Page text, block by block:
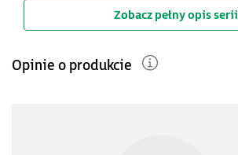
Zobacz pełny opis serii
Opinie o produkcie